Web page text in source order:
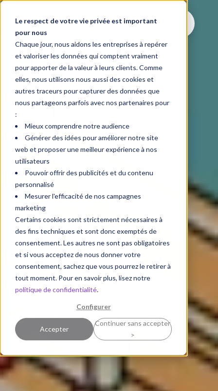
Le respect de votre vie privée est important
pour nous
Chaque jour, nous aidons les entreprises à repérer
et valoriser les données qui comptent vraiment
pour apporter de la valeur à leurs clients. Comme
elles, nous utilisons nous aussi des cookies et
autres traceurs pour capturer des données que
nous partageons parfois avec nos partenaires pour
:
Mieux comprendre notre audience
Générer des idées pour améliorer notre site
web et proposer une meilleur expérience à nos
utilisateurs
Pouvoir offrir des publicités et du contenu
personnalisé
Mesurer l'efficacité de nos campagnes
marketing
Certains cookies sont strictement nécessaires à
des fins techniques et sont donc exemptés de
consentement. Les autres ne sont pas obligatoires
et si vous acceptez de nous donner votre
consentement, sachez que vous pourrez le retirer à
tout moment. Pour en savoir plus, lisez notre
politique de confidentialité.
Configurer
Accepter
Continuer sans accepter
>